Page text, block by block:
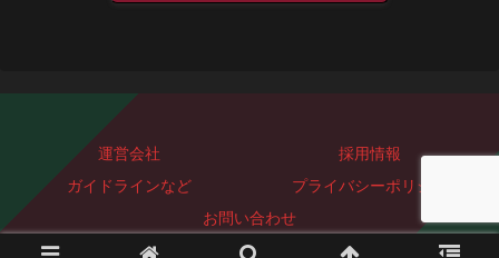
運営会社
採用情報
ガイドラインなど
プライバシーポリシー
お問い合わせ